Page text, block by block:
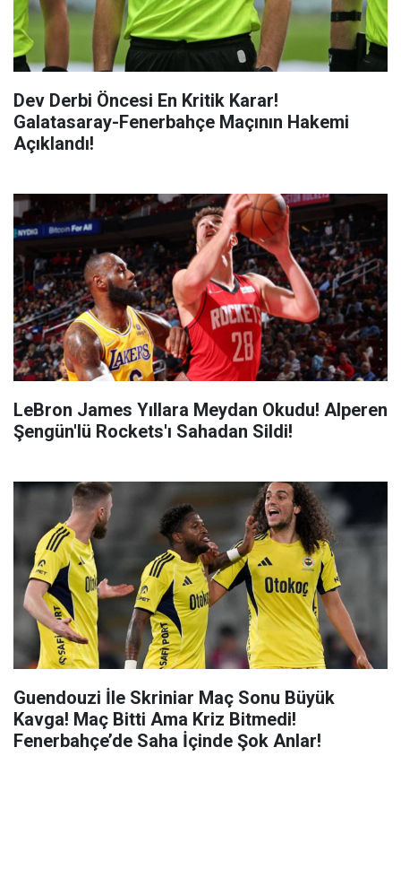
Dev Derbi Öncesi En Kritik Karar!
Galatasaray-Fenerbahçe Maçının Hakemi
Açıklandı!
LeBron James Yıllara Meydan Okudu! Alperen
Şengün'lü Rockets'ı Sahadan Sildi!
Guendouzi İle Skriniar Maç Sonu Büyük
Kavga! Maç Bitti Ama Kriz Bitmedi!
Fenerbahçe’de Saha İçinde Şok Anlar!